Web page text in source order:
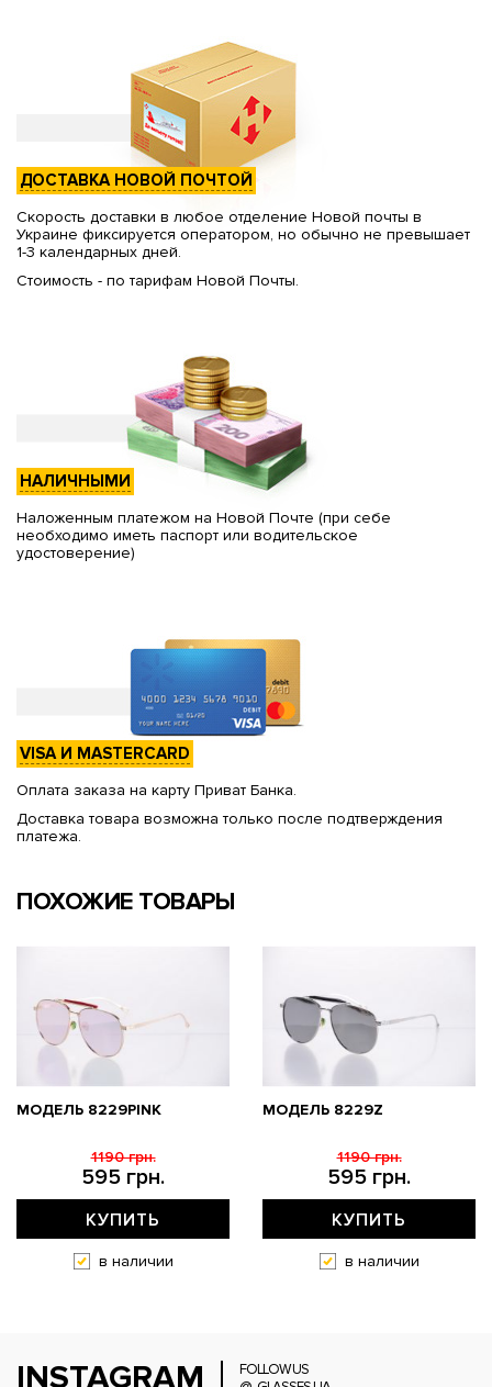
ДОСТАВКА НОВОЙ ПОЧТОЙ
Скорость доставки в любое отделение Новой почты в
Украине фиксируется оператором, но обычно не превышает
1-3 календарных дней.
Стоимость - по тарифам Новой Почты.
НАЛИЧНЫМИ
Наложенным платежом на Новой Почте (при себе
необходимо иметь паспорт или водительское
удостоверение)
VISA И MASTERCARD
Оплата заказа на карту Приват Банка.
Доставка товара возможна только после подтверждения
платежа.
ПОХОЖИЕ ТОВАРЫ
МОДЕЛЬ 8229PINK
595 грн.
1190 грн.
КУПИТЬ
в наличии
МОДЕЛЬ 8229Z
595 грн.
1190 грн.
КУПИТЬ
в наличии
INSTAGRAM
FOLLOW US